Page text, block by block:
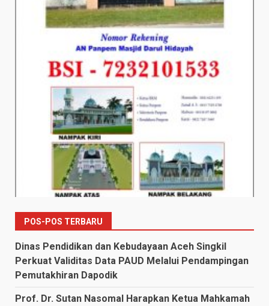
POS-POS TERBARU
Dinas Pendidikan dan Kebudayaan Aceh Singkil
Perkuat Validitas Data PAUD Melalui Pendampingan
Pemutakhiran Dapodik
Prof. Dr. Sutan Nasomal Harapkan Ketua Mahkamah